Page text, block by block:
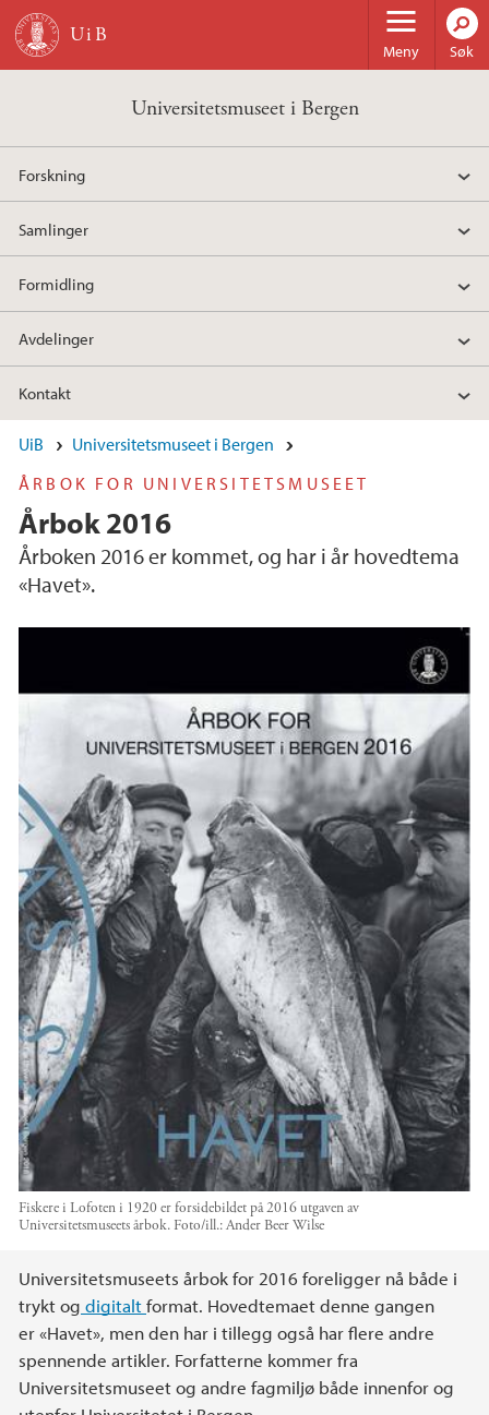
Hopp til hovedinnhold
Meny Søk
Universitetsmuseet i Bergen
Forskning
Samlinger
Formidling
Avdelinger
Kontakt
UiB
Universitetsmuseet i Bergen
ÅRBOK FOR UNIVERSITETSMUSEET
Årbok 2016
Årboken 2016 er kommet, og har i år hovedtema
«Havet».
Fiskere i Lofoten i 1920 er forsidebildet på 2016 utgaven av
Universitetsmuseets årbok. Foto/ill.:Ander Beer Wilse
Hovedinnhold
Universitetsmuseets årbok for 2016 foreligger nå både i
trykt og digitaltformat. Hovedtemaet denne gangen
er «Havet», men den har i tillegg også har flere andre
spennende artikler. Forfatterne kommer fra
Universitetsmuseet og andre fagmiljø både innenfor og